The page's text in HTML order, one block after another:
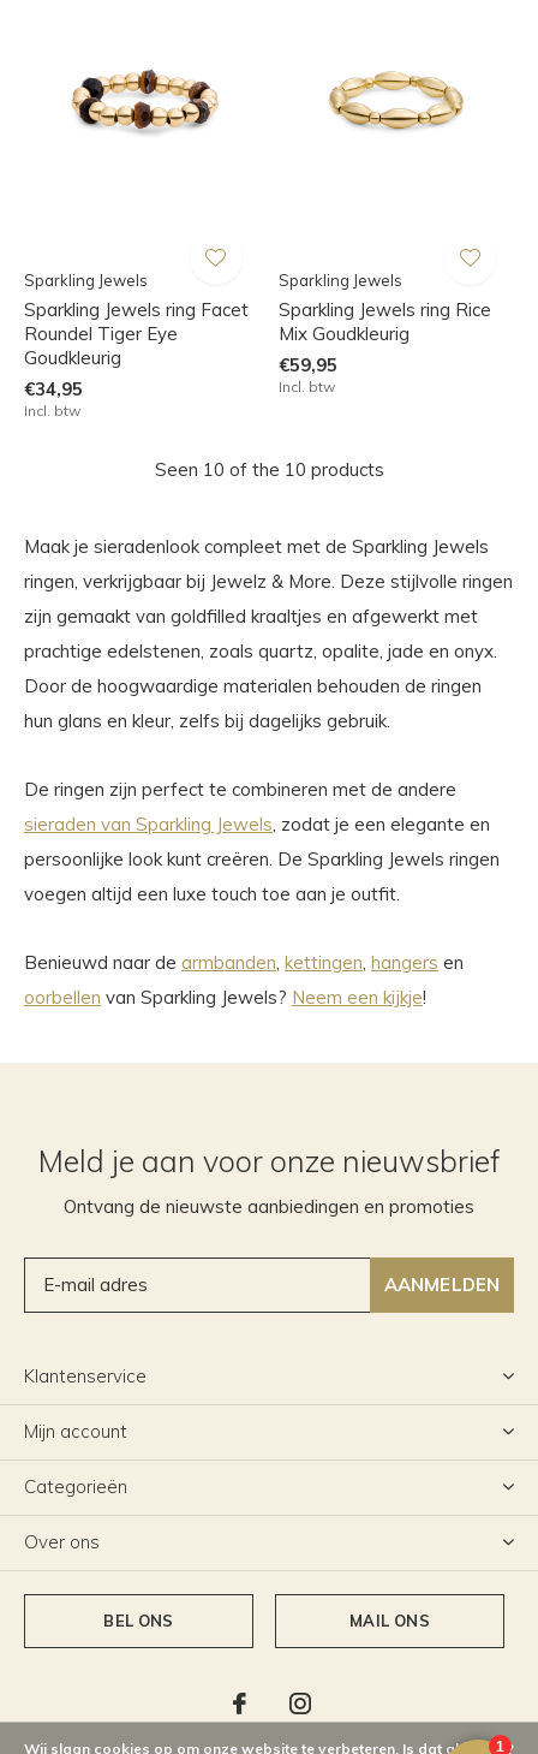
Sparkling Jewels
Sparkling Jewels ring Facet
Roundel Tiger Eye
Goudkleurig
€34,95
Incl. btw
Sparkling Jewels
Sparkling Jewels ring Rice
Mix Goudkleurig
€59,95
Incl. btw
Seen 10 of the 10 products
Maak je sieradenlook compleet met de Sparkling Jewels
ringen, verkrijgbaar bij Jewelz & More. Deze stijlvolle ringen
zijn gemaakt van goldfilled kraaltjes en afgewerkt met
prachtige edelstenen, zoals quartz, opalite, jade en onyx.
Door de hoogwaardige materialen behouden de ringen
hun glans en kleur, zelfs bij dagelijks gebruik.
De ringen zijn perfect te combineren met de andere
sieraden van Sparkling Jewels , zodat je een elegante en
persoonlijke look kunt creëren. De Sparkling Jewels ringen
voegen altijd een luxe touch toe aan je outfit.
Benieuwd naar de armbanden kettingen hangers en
oorbellen van Sparkling Jewels? Neem een kijkje!
Meld je aan voor onze nieuwsbrief
Ontvang de nieuwste aanbiedingen en promoties
AANMELDEN
Klantenservice
Mijn account
Categorieën
Over ons
BEL ONS MAIL ONS
Wij slaan cookies op om onze website te verbeteren. Is dat akkoord?